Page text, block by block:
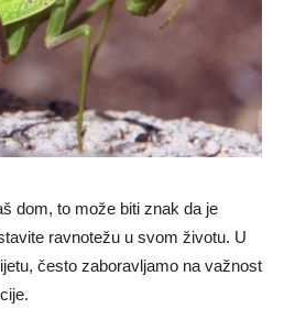
dom, to može biti znak da je
ravnotežu u svom životu. U
često zaboravljamo na važnost